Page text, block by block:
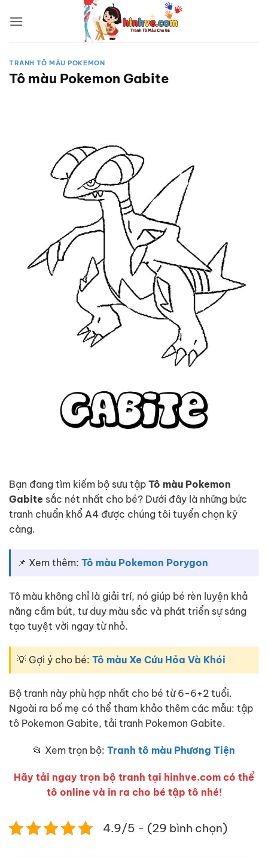
qua
TRANH TÔ MÀU POKEMON
Tô màu Pokemon Gabite
Bạn đang tìm kiếm bộ sưu tập Tô màu Pokemon
Gabite sắc nét nhất cho bé? Dưới đây là những bức
tranh chuẩn khổ A4 được chúng tôi tuyển chọn kỹ
càng.
📌 Xem thêm: Tô màu Pokemon Porygon
Tô màu không chỉ là giải trí, nó giúp bé rèn luyện khả
năng cầm bút, tư duy màu sắc và phát triển sự sáng
tạo tuyệt vời ngay từ nhỏ.
💡 Gợi ý cho bé: Tô màu Xe Cứu Hỏa Và Khói
Bộ tranh này phù hợp nhất cho bé từ 6-6+2 tuổi.
Ngoài ra bố mẹ có thể tham khảo thêm các mẫu: tập
tô Pokemon Gabite, tải tranh Pokemon Gabite.
📂 Xem trọn bộ: Tranh tô màu Phương Tiện
Hãy tải ngay trọn bộ tranh tại hinhve.com có thể
tô online và in ra cho bé tập tô nhé!
4.9/5 - (29 bình chọn)